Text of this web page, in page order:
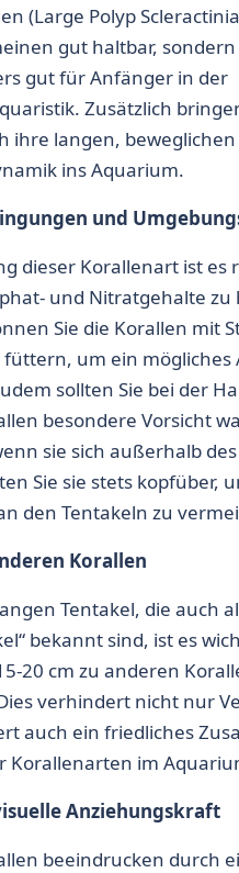
(Large Polyp
gut haltbar,
gut für Anfänger in der
Zusätzlich
ihre langen, beweglichen
ins Aquarium.
und
dieser Korallenart ist es
und Nitratgehalte zu
Sie die Korallen mit
um ein mögliches
sollten Sie bei der
besondere Vorsicht
sie sich außerhalb
Sie sie stets kopfüber,
den Tentakeln zu
Korallen
Tentakel, die auch
bekannt sind, ist es
20 cm zu anderen
verhindert nicht nur
auch ein friedliches
Korallenarten im
Anziehungskraft
beeindrucken durch